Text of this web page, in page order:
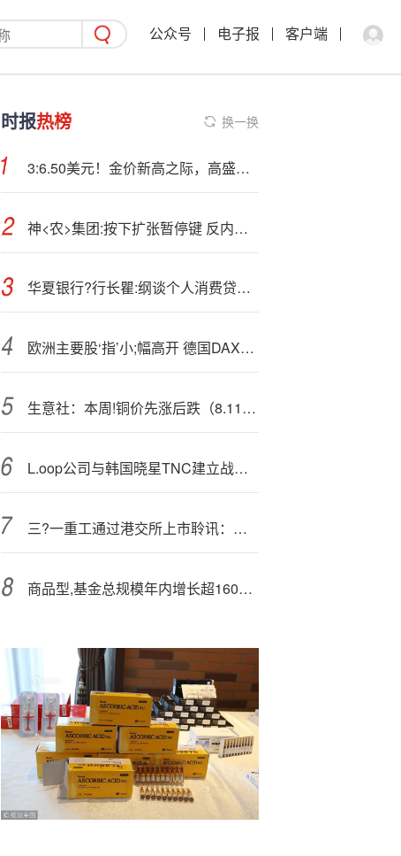
公众号 电子报 客户端
时报热榜 换一换
3:6.50美元！金价新高之际，高盛：市场看涨黄金的情绪前所未有
神<农>集团:按下扩张暂停键 反内卷是否意味着行业拐点？
华夏银行?行长瞿:纲谈个人消费贷款贴息：正在积极组织开展相关政策落地传导执行
欧洲主要股‘指’小;幅高开 德国DAX指数上涨0.2%
生意社：本周!铜价先涨后跌（8.11-8.15）
L.oop公司与韩国晓星TNC建立战略联盟
三?一重工通过港交所上市聆讯：上半年营收445亿
商品型,基金总规模年内增长超1600亿元